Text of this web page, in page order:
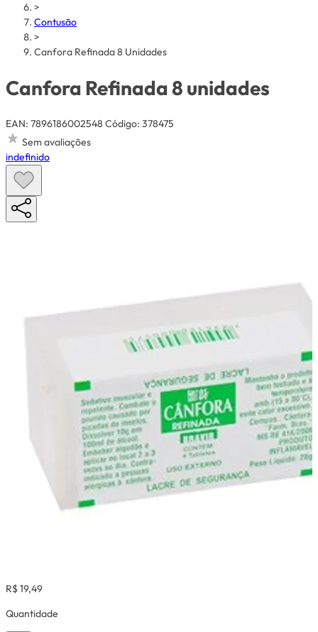
>
Contusão
>
Canfora Refinada 8 Unidades
Canfora Refinada 8 unidades
EAN: 7896186002548 Código: 378475
Sem avaliações
indefinido
R$ 19,49
Quantidade